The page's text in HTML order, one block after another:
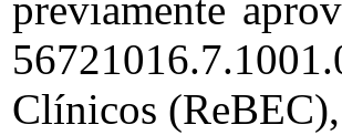
previamente
Clínicos